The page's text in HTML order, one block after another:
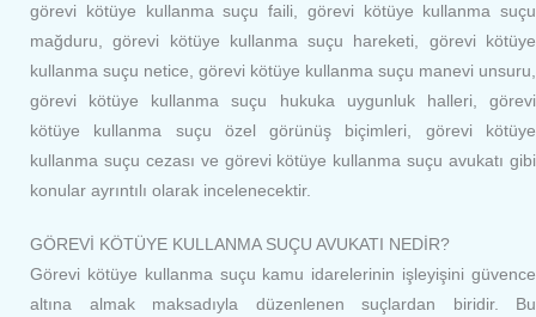
görevi kötüye kullanma suçu faili, görevi kötüye kullanma suçu
mağduru, görevi kötüye kullanma suçu hareketi, görevi kötüye
kullanma suçu netice, görevi kötüye kullanma suçu manevi unsuru,
görevi kötüye kullanma suçu hukuka uygunluk halleri, görevi
kötüye kullanma suçu özel görünüş biçimleri, görevi kötüye
kullanma suçu cezası ve görevi kötüye kullanma suçu avukatı gibi
konular ayrıntılı olarak incelenecektir.
GÖREVİ KÖTÜYE KULLANMA SUÇU AVUKATI NEDİR?
Görevi kötüye kullanma suçu kamu idarelerinin işleyişini güvence
altına almak maksadıyla düzenlenen suçlardan biridir. Bu